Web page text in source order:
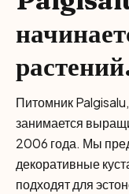
Питомник
занимается
2006 года. Мы
декоративные
подходят для